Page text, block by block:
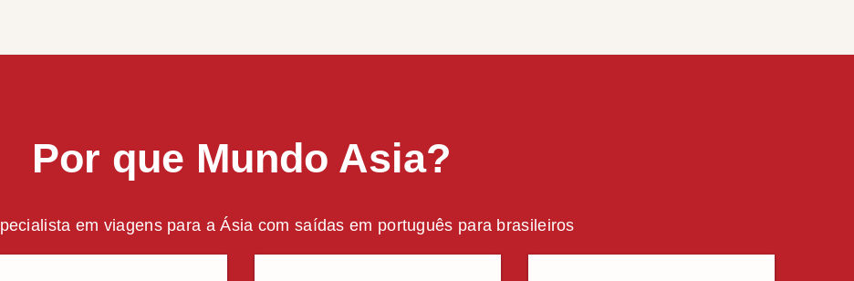
Por que Mundo Asia?
em viagens para a Ásia com saídas em português para brasileiros